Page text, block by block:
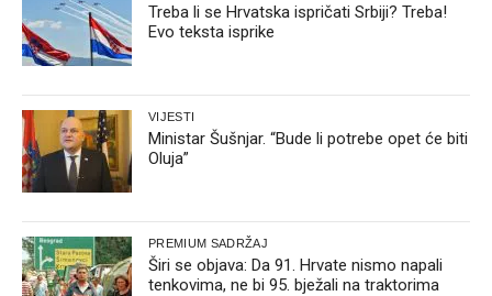
Treba li se Hrvatska ispričati Srbiji? Treba!
Evo teksta isprike
VIJESTI
Ministar Šušnjar. “Bude li potrebe opet će biti
Oluja”
PREMIUM SADRŽAJ
Širi se objava: Da 91. Hrvate nismo napali
tenkovima, ne bi 95. bježali na traktorima